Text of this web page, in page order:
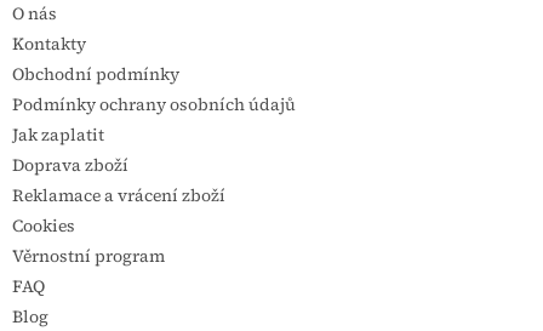
O nás
Kontakty
Obchodní podmínky
Podmínky ochrany osobních údajů
Jak zaplatit
Doprava zboží
Reklamace a vrácení zboží
Cookies
Věrnostní program
FAQ
Blog